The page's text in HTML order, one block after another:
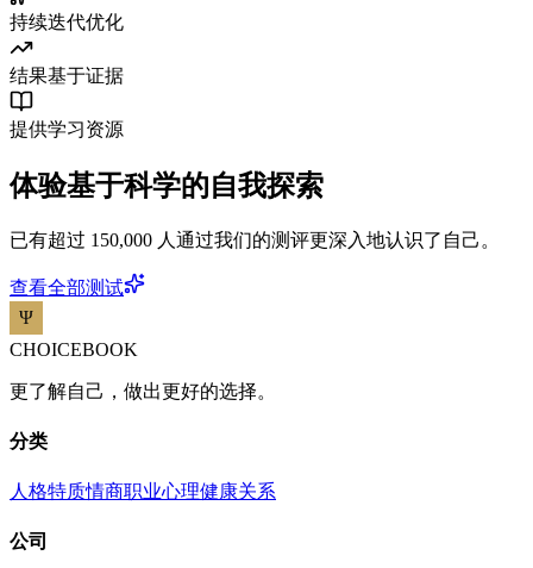
持续迭代优化
结果基于证据
提供学习资源
体验基于科学的自我探索
已有超过 150,000 人通过我们的测评更深入地认识了自己。
查看全部测试
CHOICEBOOK
更了解自己，做出更好的选择。
分类
人格特质情商职业心理健康关系
公司